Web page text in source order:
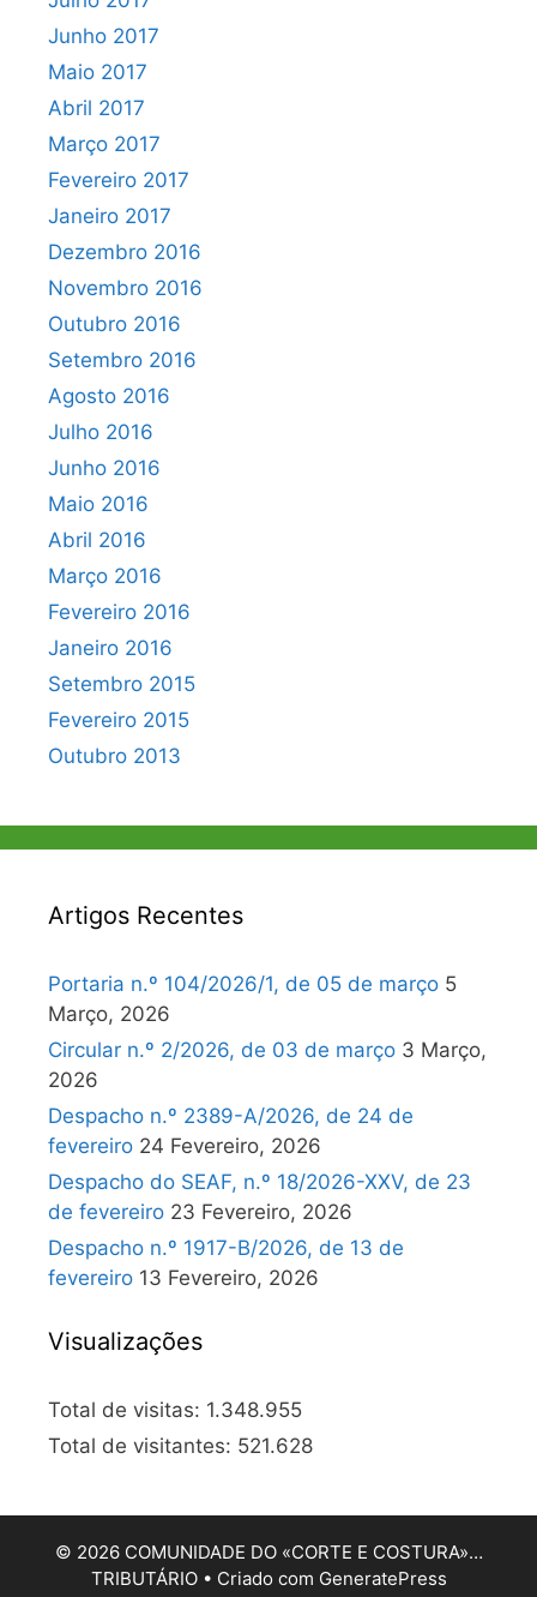
Junho 2017
Maio 2017
Abril 2017
Março 2017
Fevereiro 2017
Janeiro 2017
Dezembro 2016
Novembro 2016
Outubro 2016
Setembro 2016
Agosto 2016
Julho 2016
Junho 2016
Maio 2016
Abril 2016
Março 2016
Fevereiro 2016
Janeiro 2016
Setembro 2015
Fevereiro 2015
Outubro 2013
Artigos Recentes
Portaria n.º 104/2026/1, de 05 de março 5
Março, 2026
Circular n.º 2/2026, de 03 de março 3 Março,
2026
Despacho n.º 2389-A/2026, de 24 de
fevereiro 24 Fevereiro, 2026
Despacho do SEAF, n.º 18/2026-XXV, de 23
de fevereiro 23 Fevereiro, 2026
Despacho n.º 1917-B/2026, de 13 de
fevereiro 13 Fevereiro, 2026
Visualizações
Total de visitas: 1.348.955
Total de visitantes: 521.628
© 2026 COMUNIDADE DO «CORTE E COSTURA»…
TRIBUTÁRIO• Criado com GeneratePress